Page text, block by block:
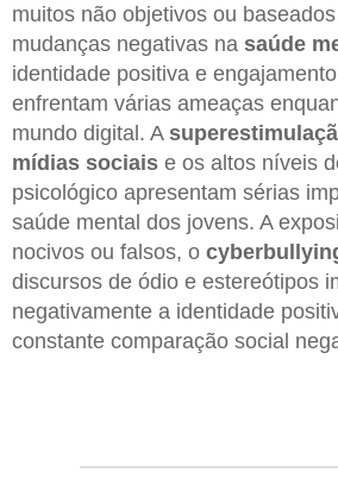
muitos não objetivos ou
mudanças negativas na saúde
identidade positiva e
enfrentam várias ameaças
mundo digital. A
mídias sociais e os altos níveis
psicológico apresentam sérias
saúde mental dos jovens. A
nocivos ou falsos, o
discursos de ódio e estereótipos
negativamente a identidade
constante comparação social